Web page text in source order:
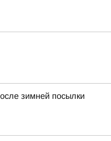
зимней посылки